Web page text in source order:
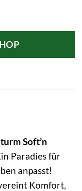
Soft’n
Paradies für
anpasst!
Komfort,